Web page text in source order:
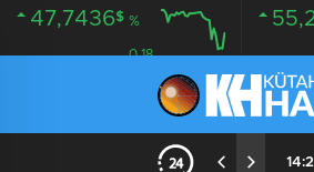
47,7436$ %
0.18